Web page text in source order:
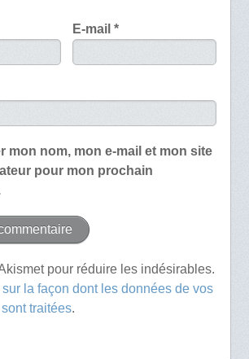
E-mail*
mon nom, mon e-mail et mon site
pour mon prochain
pour réduire les indésirables.
la façon dont les données de vos
traitées.